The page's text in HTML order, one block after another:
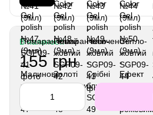
В наявності
155 грн